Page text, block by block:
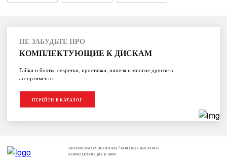
НЕ ЗАБУДЬТЕ ПРО
КОМПЛЕКТУЮЩИЕ К ДИСКАМ
Гайки и болты, секретки, проставки, нипеля и многое другое в
ассортименте.
ПЕРЕЙТИ В КАТАЛОГ
ИНТЕРНЕТ-МАГАЗИН ЛИТЫХ / КОВАНЫХ ДИСКОВ И
КОМПЛЕКТУЮЩИХ К НИМ